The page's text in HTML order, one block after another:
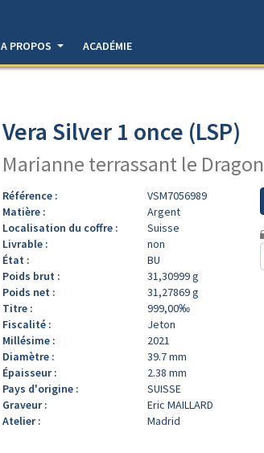
A PROPOS ACADÉMIE
Vera Silver 1 once (LSP)
Marianne terrassant le Dragon
Référence :
VSM7056989
Matière :
Argent
Localisation du coffre :
Suisse
Livrable :
non
État :
BU
Poids brut :
31,30999 g
Poids net :
31,27869 g
Titre :
999,00‰
Fiscalité :
Jeton
Millésime :
2021
Diamètre :
39.7 mm
Épaisseur :
2.38 mm
Pays d'origine :
SUISSE
Graveur :
Eric MAILLARD
Atelier :
Madrid